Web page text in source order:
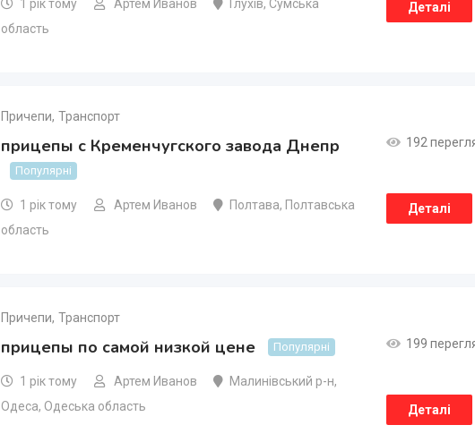
1 рік тому Артем Иванов Глухів, Сумська
область
Деталі
Причепи, Транспорт
прицепы с Кременчугского завода Днепр
Популярні
1 рік тому Артем Иванов Полтава, Полтавська
область
192
Деталі
Причепи, Транспорт
прицепы по самой низкой цене Популярні
1 рік тому Артем Иванов Малинівський р-н,
Одеса, Одеська область
199
Деталі